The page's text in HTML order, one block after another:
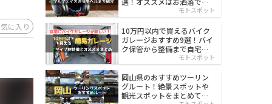
に入り
モトスポット
10万円以内で買えるバイク
ガレージおすすめ9選！バイ
ク保管から整備まで自宅で
モトスポット
岡山県のおすすめツーリン
グルート！絶景スポットや
観光スポットをまとめて紹